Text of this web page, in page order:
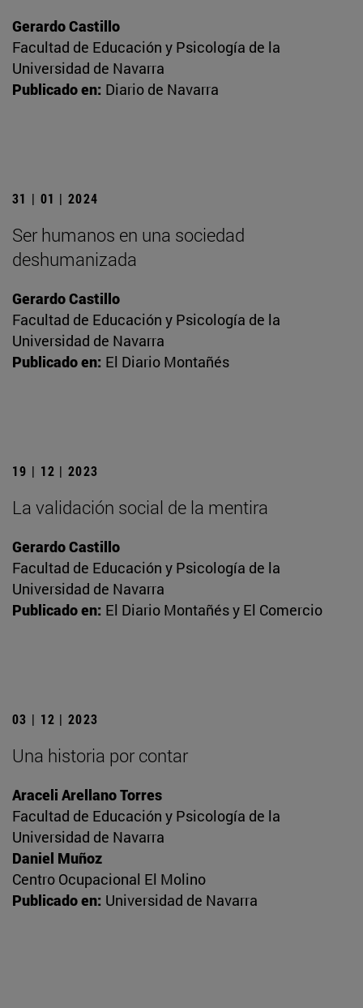
Gerardo Castillo
Facultad de Educación y Psicología de la
Universidad de Navarra
Publicado en: Diario de Navarra
31 | 01 | 2024
Ser humanos en una sociedad
deshumanizada
Gerardo Castillo
Facultad de Educación y Psicología de la
Universidad de Navarra
Publicado en: El Diario Montañés
19 | 12 | 2023
La validación social de la mentira
Gerardo Castillo
Facultad de Educación y Psicología de la
Universidad de Navarra
Publicado en: El Diario Montañés y El Comercio
03 | 12 | 2023
Una historia por contar
Araceli Arellano Torres
Facultad de Educación y Psicología de la
Universidad de Navarra
Daniel Muñoz
Centro Ocupacional El Molino
Publicado en: Universidad de Navarra